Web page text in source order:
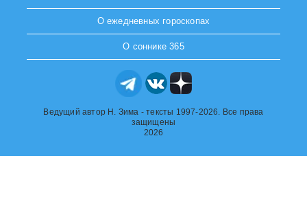
О ежедневных гороскопах
О соннике 365
Ведущий автор Н. Зима - тексты 1997-2026. Все права
защищены
2026